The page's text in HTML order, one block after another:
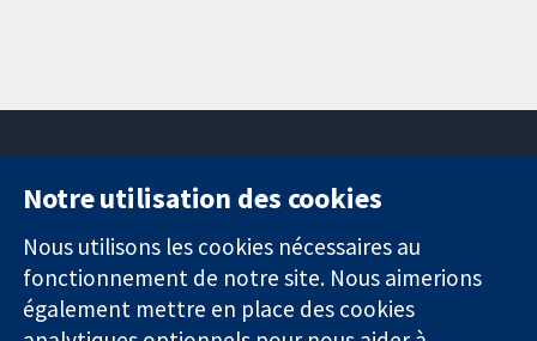
Des données
probantes.
Des décisions
11-13 Cavendish
Square
Londres
W1G0AN
Royaume-Uni
nous
Actualités
Service de
presse
Notre utilisation des cookies
Nous utilisons les cookies nécessaires au
fonctionnement de notre site. Nous aimerions
également mettre en place des cookies